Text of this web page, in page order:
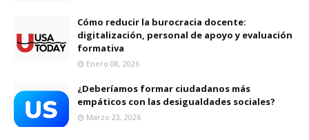
Cómo reducir la burocracia docente:
digitalización, personal de apoyo y evaluación
formativa
Enero 08, 2026
¿Deberíamos formar ciudadanos más
empáticos con las desigualdades sociales?
Marzo 23, 2026